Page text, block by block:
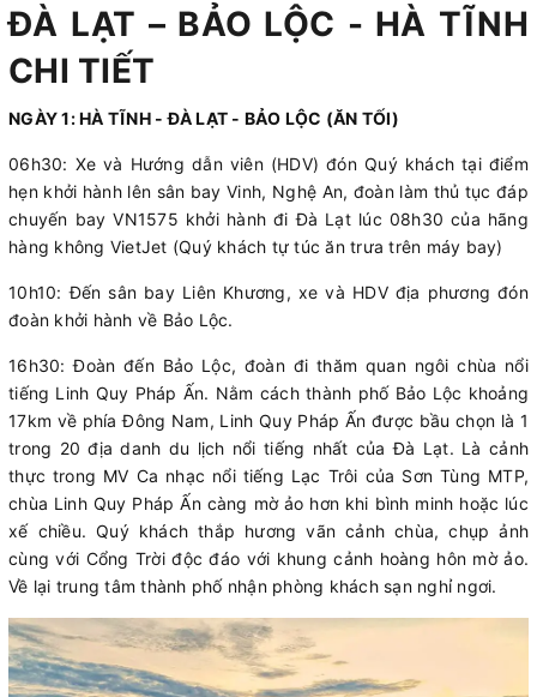
ĐÀ LẠT – BẢO LỘC - HÀ TĨNH
CHI TIẾT
NGÀY 1: HÀ TĨNH - ĐÀ LẠT - BẢO LỘC (ĂN TỐI)
06h30: Xe và Hướng dẫn viên (HDV) đón Quý khách tại điểm
hẹn khởi hành lên sân bay Vinh, Nghệ An, đoàn làm thủ tục đáp
chuyến bay VN1575 khởi hành đi Đà Lạt lúc 08h30 của hãng
hàng không VietJet (Quý khách tự túc ăn trưa trên máy bay)
10h10: Đến sân bay Liên Khương, xe và HDV địa phương đón
đoàn khởi hành về Bảo Lộc.
16h30: Đoàn đến Bảo Lộc, đoàn đi thăm quan ngôi chùa nổi
tiếng Linh Quy Pháp Ấn. Nằm cách thành phố Bảo Lộc khoảng
17km về phía Đông Nam, Linh Quy Pháp Ấn được bầu chọn là 1
trong 20 địa danh du lịch nổi tiếng nhất của Đà Lạt. Là cảnh
thực trong MV Ca nhạc nổi tiếng Lạc Trôi của Sơn Tùng MTP,
chùa Linh Quy Pháp Ấn càng mờ ảo hơn khi bình minh hoặc lúc
xế chiều. Quý khách thắp hương vãn cảnh chùa, chụp ảnh
cùng với Cổng Trời độc đáo với khung cảnh hoàng hôn mờ ảo.
Về lại trung tâm thành phố nhận phòng khách sạn nghỉ ngơi.